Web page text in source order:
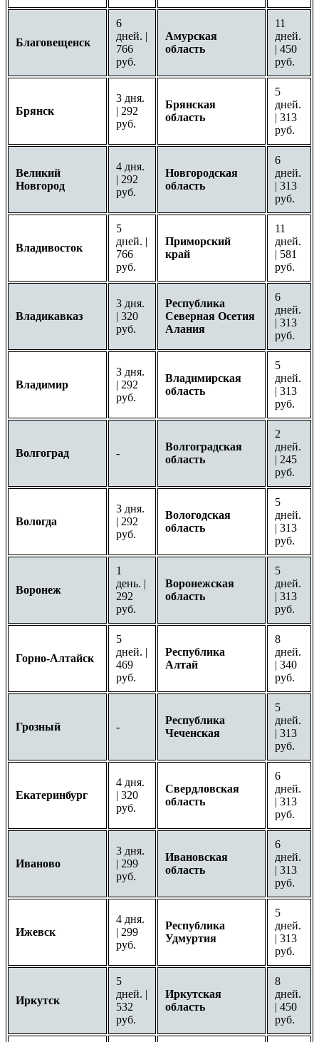
Благовещенск
6
дней. |
766
руб.
Амурская
область
11
дней.
| 450
руб.
Брянск
3 дня.
| 292
руб.
Брянская
область
5
дней.
| 313
руб.
Великий
Новгород
4 дня.
| 292
руб.
Новгородская
область
6
дней.
| 313
руб.
Владивосток
5
дней. |
766
руб.
Приморский
край
11
дней.
| 581
руб.
Владикавказ
3 дня.
| 320
руб.
Республика
Северная Осетия
Алания
6
дней.
| 313
руб.
Владимир
3 дня.
| 292
руб.
Владимирская
область
5
дней.
| 313
руб.
Волгоград -
Волгоградская
область
2
дней.
| 245
руб.
Вологда
3 дня.
| 292
руб.
Вологодская
область
5
дней.
| 313
руб.
Воронеж
1
день. |
292
руб.
Воронежская
область
5
дней.
| 313
руб.
Горно-Алтайск
5
дней. |
469
руб.
Республика
Алтай
8
дней.
| 340
руб.
Грозный -
Республика
Чеченская
5
дней.
| 313
руб.
Екатеринбург
4 дня.
| 320
руб.
Свердловская
область
6
дней.
| 313
руб.
Иваново
3 дня.
| 299
руб.
Ивановская
область
6
дней.
| 313
руб.
Ижевск
4 дня.
| 299
руб.
Республика
Удмуртия
5
дней.
| 313
руб.
Иркутск
5
дней. |
532
руб.
Иркутская
область
8
дней.
| 450
руб.